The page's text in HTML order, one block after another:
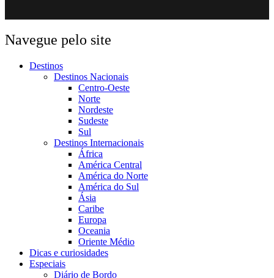
Navegue pelo site
Destinos
Destinos Nacionais
Centro-Oeste
Norte
Nordeste
Sudeste
Sul
Destinos Internacionais
África
América Central
América do Norte
América do Sul
Ásia
Caribe
Europa
Oceania
Oriente Médio
Dicas e curiosidades
Especiais
Diário de Bordo